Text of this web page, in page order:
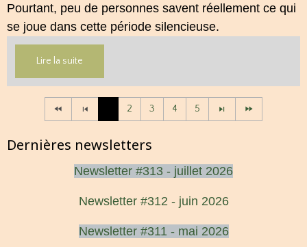
Pourtant, peu de personnes savent réellement ce qui
se joue dans cette période silencieuse.
Lire la suite
2 3 4 5
Dernières newsletters
Newsletter #313 - juillet 2026
Newsletter #312 - juin 2026
Newsletter #311 - mai 2026